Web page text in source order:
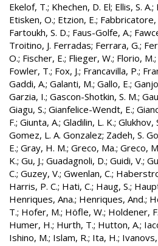
Ekelof, T.; Khechen, D. El; Ellis, S. A.;
Etisken, O.; Etzion, E.; Fabbricatore,
Fartoukh, S. D.; Faus-Golfe, A.;
Troitino, J. Ferradas; Ferrara, G.;
O.; Fischer, E.; Flieger, W.; Florio, M.;
Fowler, T.; Fox, J.; Francavilla, P.;
Gaddi, A.; Galanti, M.; Gallo, E.;
Garzia, I.; Gascon-Shotkin, S. M.;
Giagu, S.; Gianfelice-Wendt, E.;
F.; Giunta, A.; Gladilin, L. K.; Glukhov,
Gomez, L. A. Gonzalez; Zadeh, S.
E.; Gray, H. M.; Greco, Ma.; Greco,
K.; Gu, J.; Guadagnoli, D.; Guidi, V.;
C.; Guzey, V.; Gwenlan, C.;
Harris, P. C.; Hati, C.; Haug, S.;
Henriques, Ana.; Henriques, And.;
T.; Hofer, M.; Höfle, W.; Holdener, F.
Humer, H.; Hurth, T.; Hutton, A.;
Ishino, M.; Islam, R.; Ita, H.; Ivanovs,